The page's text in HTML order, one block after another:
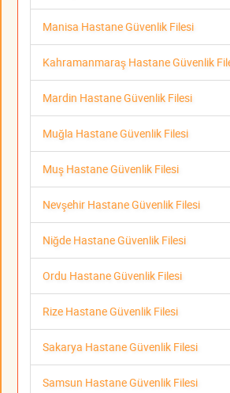
Manisa Hastane Güvenlik Filesi
Kahramanmaraş Hastane Güvenlik
Mardin Hastane Güvenlik Filesi
Muğla Hastane Güvenlik Filesi
Muş Hastane Güvenlik Filesi
Nevşehir Hastane Güvenlik Filesi
Niğde Hastane Güvenlik Filesi
Ordu Hastane Güvenlik Filesi
Rize Hastane Güvenlik Filesi
Sakarya Hastane Güvenlik Filesi
Samsun Hastane Güvenlik Filesi